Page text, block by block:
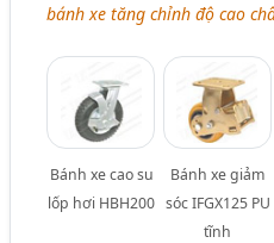
bánh xe tăng chỉnh độ cao
Bánh xe cao su
lốp hơi HBH200
Bánh xe giảm
sóc IFGX125 PU
tĩnh